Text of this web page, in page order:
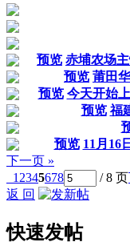
预览 赤埔农场
预览 莆田
预览 今天开始
预览 福
预览 11月16
下一页 »
1 2345678 / 8 页
返 回
快速发帖